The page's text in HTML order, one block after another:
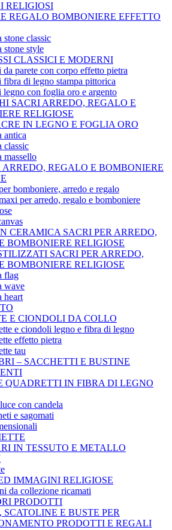
RELIGIOSI
REGALO BOMBONIERE EFFETTO
stone classic
stone style
CLASSICI E MODERNI
da parete con corpo effetto pietra
fibra di legno stampa pittorica
legno con foglia oro e argento
SACRI ARREDO, REGALO E
RELIGIOSE
IN LEGNO E FOGLIA ORO
antica
classic
massello
ARREDO, REGALO E BOMBONIERE
bomboniere, arredo e regalo
per arredo, regalo e bomboniere
CERAMICA SACRI PER ARREDO,
BOMBONIERE RELIGIOSE
SACRI PER ARREDO,
BOMBONIERE RELIGIOSE
flag
wave
heart
E CIONDOLI DA COLLO
e ciondoli legno e fibra di legno
effetto pietra
tau
– SACCHETTI E BUSTINE
QUADRETTI IN FIBRA DI LEGNO
con candela
e sagomati
IN TESSUTO E METALLO
IMMAGINI RELIGIOSE
da collezione ricamati
PRODOTTI
SCATOLINE E BUSTE PER
PRODOTTI E REGALI